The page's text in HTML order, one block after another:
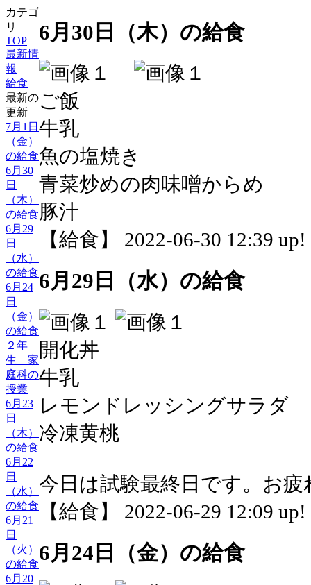
カテゴ
リ
TOP
最新情
報
給食
最新の
更新
7月1日
（金）
の給食
6月30
日
（木）
の給食
6月29
日
（水）
の給食
6月24
日
（金）
の給食
２年
生 家
庭科の
授業
6月23
日
（木）
の給食
6月22
日
（水）
の給食
6月21
日
（火）
の給食
6月20
6月30日（木）の給食
ご飯
牛乳
魚の塩焼き
青菜炒めの肉味噌からめ
豚汁
【給食】 2022-06-30 12:39 up!
6月29日（水）の給食
開化丼
牛乳
レモンドレッシングサラダ
冷凍黄桃
今日は試験最終日です。お疲
【給食】 2022-06-29 12:09 up!
6月24日（金）の給食